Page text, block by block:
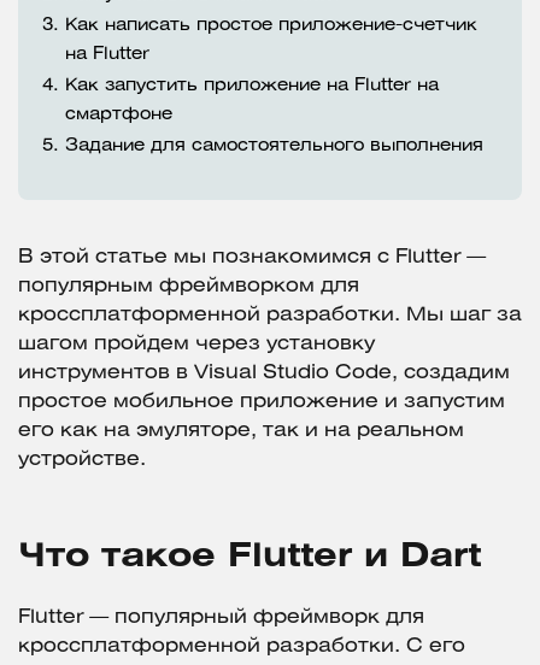
3.
Как написать простое приложение-счетчик
на Flutter
4.
Как запустить приложение на Flutter на
смартфоне
5. Задание для самостоятельного выполнения
В этой статье мы познакомимся с Flutter —
популярным фреймворком для
кроссплатформенной разработки. Мы шаг за
шагом пройдем через установку
инструментов в Visual Studio Code, создадим
простое мобильное приложение и запустим
его как на эмуляторе, так и на реальном
устройстве.
Что такое Flutter и Dart
Flutter — популярный фреймворк для
кроссплатформенной разработки. С его